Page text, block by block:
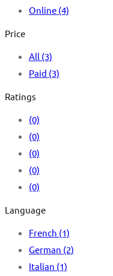
Online (4)
Price
All (3)
Paid (3)
Ratings
(0)
(0)
(0)
(0)
(0)
Language
French (1)
German (2)
Italian (1)